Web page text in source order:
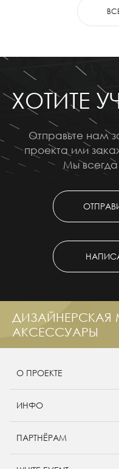
ХОТИТЕ
Отправьте нам
проекта или
Мы всегда
ДИЗАЙНЕРСКАЯ
АКСЕССУАРЫ
О ПРОЕКТЕ
ИНФО
ПАРТНЁРАМ